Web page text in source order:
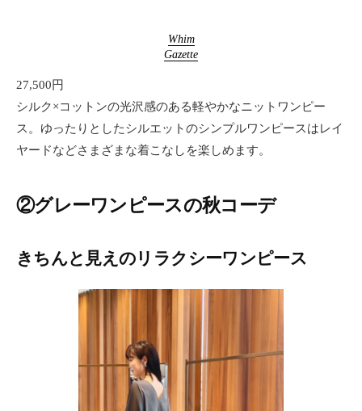
Whim
Gazette
27,500円
シルク×コットンの光沢感のある軽やかなニットワンピー
ス。ゆったりとしたシルエットのシンプルワンピースはレイ
ヤードなどさまざまな着こなしを楽しめます。
②グレーワンピースの秋コーデ
きちんと見えのリラクシーワンピース